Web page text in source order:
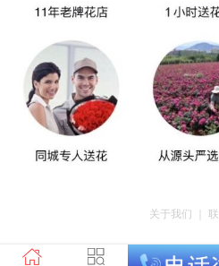
关于我们
版权所有：荣昌区昌州街道爱神鲜花店
南段3号35幢4-20 电话